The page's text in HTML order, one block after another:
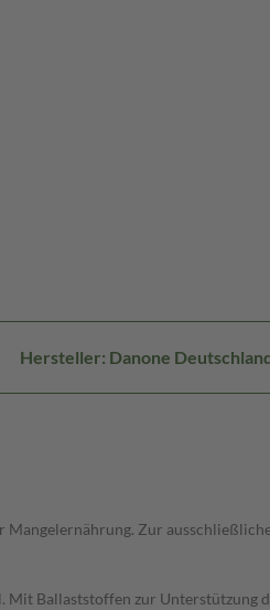
Hersteller: Danone
Zur
Mit Ballaststoffen zur Unterstützung